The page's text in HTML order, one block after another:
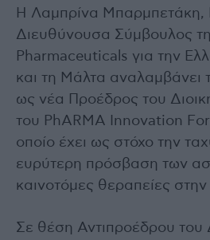
Η Λαμπρίνα Μπαρμπετάκη,
Διευθύνουσα Σύμβουλος
Pharmaceuticals για την
και τη Μάλτα αναλαμβάνει
ως νέα Προέδρος του
του PhARMA Innovation
οποίο έχει ως στόχο την
ευρύτερη πρόσβαση των
καινοτόμες θεραπείες
Σε θέση Αντιπροέδρου του